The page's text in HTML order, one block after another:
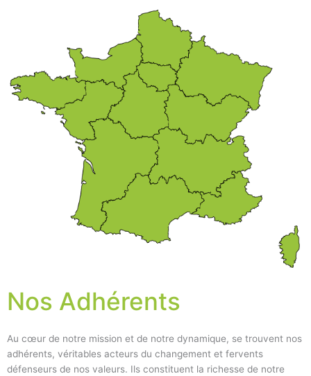
Nos Adhérents
Au cœur de notre mission et de notre dynamique, se trouvent nos
adhérents, véritables acteurs du changement et fervents
défenseurs de nos valeurs. Ils constituent la richesse de notre